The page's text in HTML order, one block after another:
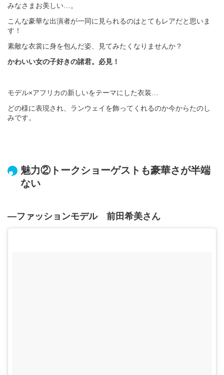
みなさまお美しい…。
こんな豪華な出演者が一同に見られるのはとてもレアだと思いま
す！
素敵な衣裳に身を包んだ姿、見てみたくなりませんか？
かわいい女の子好きの諸君。必見！
モデル×アフリカの新しいをテーマにした衣装…
どの様に表現され、ランウェイを飾ってくれるのか今からたのし
みです。
魅力②トークショーゲストも豪華さが半端
ない
―ファッションモデル 前田希美さん